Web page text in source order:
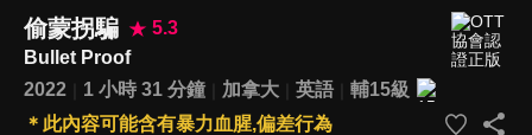
偷蒙拐騙
5.3
Bullet Proof
2022
1 小時 31 分鐘 加拿大 英語
輔15級
＊此內容可能含有暴力血腥,偏差行為